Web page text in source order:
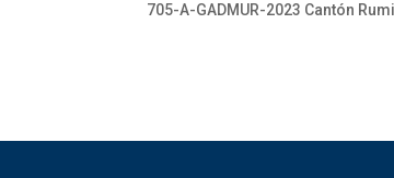
705-A-GADMUR-2023 Cantón